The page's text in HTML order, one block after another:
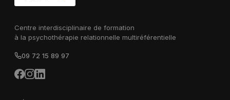
Centre interdisciplinaire de formation
à la psychothérapie relationnelle multiréférentielle
09 72 15 89 97